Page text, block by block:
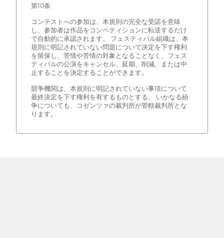
第10条
コンテストへの参加は、本規則の完全な受諾を意味
し、参加者は作品をコンペティションに転送するだけ
で自動的に承認されます。 フェスティバル組織は、本
規則に明記されていない問題について決定を下す権利
を留保し、苦情や苦情の対象となることなく、フェス
ティバルの公演をキャンセル、延期、削減、または中
止することを決定することができます。
競争機関は、本規則に明記されていない事項について
最終決定を下す権利を有するものとする。 いかなる紛
争についても、コゼンツァの裁判所が管轄裁判所とな
ります。